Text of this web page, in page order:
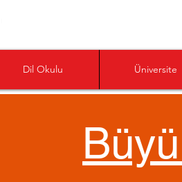
Dil Okulu Üniversite